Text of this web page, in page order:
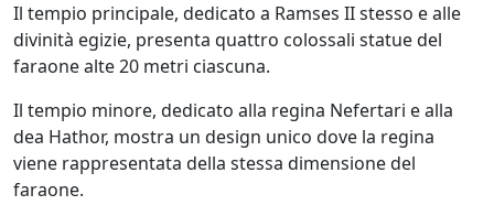
Il tempio principale, dedicato a Ramses II stesso e alle
divinità egizie, presenta quattro colossali statue del
faraone alte 20 metri ciascuna.
Il tempio minore, dedicato alla regina Nefertari e alla
dea Hathor, mostra un design unico dove la regina
viene rappresentata della stessa dimensione del
faraone.